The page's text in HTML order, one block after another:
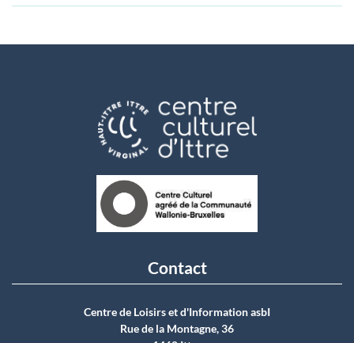
Contact
Centre de Loisirs et d'Information asbI
Rue de la Montagne, 36